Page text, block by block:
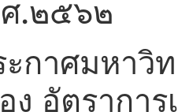
.๒๕๖๒
ะกาศมหาวิ
อง อัตรากา